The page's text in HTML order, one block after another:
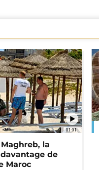
01:01
la
de
Maroc